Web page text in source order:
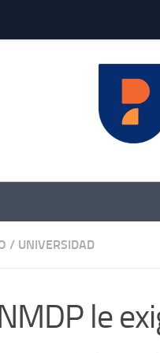
/ UNIVERSIDAD
le